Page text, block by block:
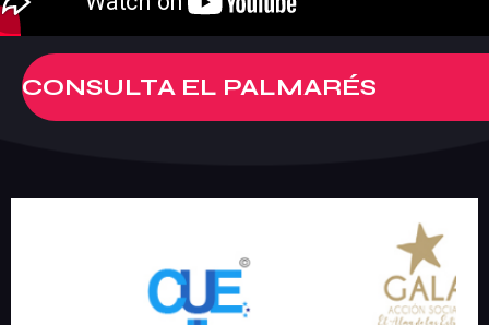
CONSULTA EL PALMARÉS